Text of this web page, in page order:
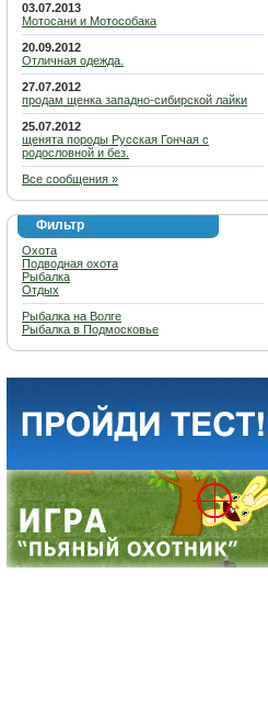
03.07.2013
Мотосани и Мотособака
20.09.2012
Отличная одежда.
27.07.2012
продам щенка западно-сибирской лайки
25.07.2012
щенята породы Русская Гончая с
родословной и без.
Все сообщения »
Фильтр
Охота
Подводная охота
Рыбалка
Отдых
Рыбалка на Волге
Рыбалка в Подмосковье